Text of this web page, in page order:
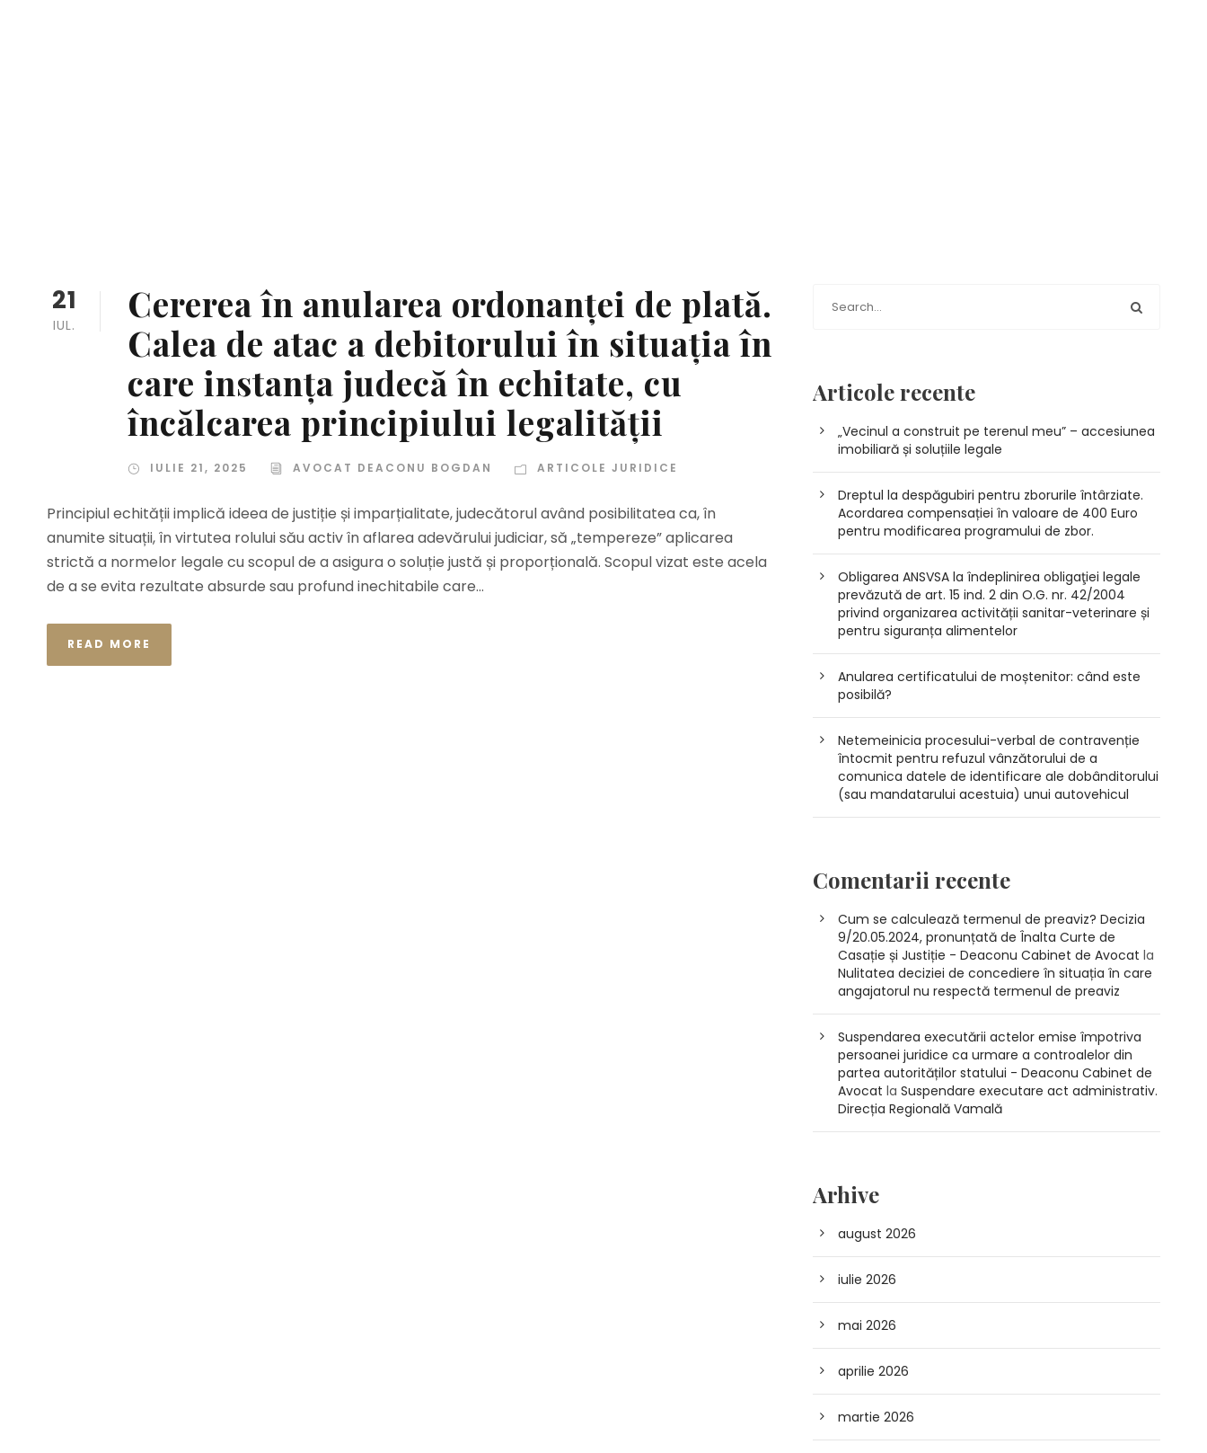
21
IUL.
Cererea în anularea ordonanței de plată.
Calea de atac a debitorului în situația în
care instanța judecă în echitate, cu
încălcarea principiului legalității
IULIE 21, 2025 AVOCAT DEACONU BOGDAN ARTICOLE JURIDICE
Principiul echității implică ideea de justiție și imparțialitate, judecătorul având posibilitatea ca, în
anumite situații, în virtutea rolului său activ în aflarea adevărului judiciar, să „tempereze” aplicarea
strictă a normelor legale cu scopul de a asigura o soluție justă și proporțională. Scopul vizat este acela
de a se evita rezultate absurde sau profund inechitabile care...
READ MORE
Articole recente
„Vecinul a construit pe terenul meu” – accesiunea
imobiliară și soluțiile legale
Dreptul la despăgubiri pentru zborurile întârziate.
Acordarea compensației în valoare de 400 Euro
pentru modificarea programului de zbor.
Obligarea ANSVSA la îndeplinirea obligaţiei legale
prevăzută de art. 15 ind. 2 din O.G. nr. 42/2004
privind organizarea activității sanitar-veterinare și
pentru siguranța alimentelor
Anularea certificatului de moștenitor: când este
posibilă?
Netemeinicia procesului-verbal de contravenție
întocmit pentru refuzul vânzătorului de a
comunica datele de identificare ale dobânditorului
(sau mandatarului acestuia) unui autovehicul
Comentarii recente
Cum se calculează termenul de preaviz? Decizia
9/20.05.2024, pronunțată de Înalta Curte de
Casație și Justiție - Deaconu Cabinet de Avocat la
Nulitatea deciziei de concediere în situația în care
angajatorul nu respectă termenul de preaviz
Suspendarea executării actelor emise împotriva
persoanei juridice ca urmare a controalelor din
partea autorităților statului - Deaconu Cabinet de
Avocat laSuspendare executare act administrativ.
Direcția Regională Vamală
Arhive
august 2026
iulie 2026
mai 2026
aprilie 2026
martie 2026